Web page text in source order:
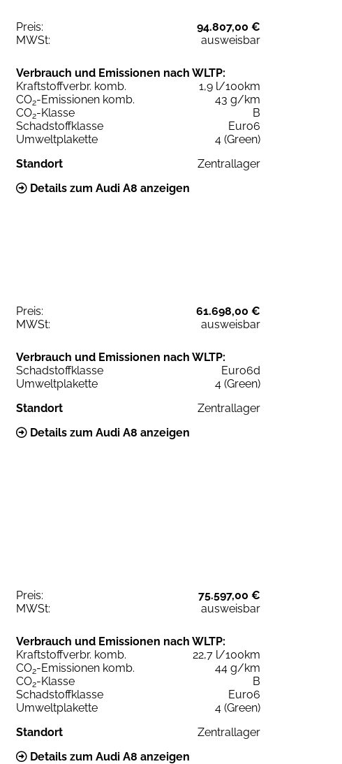
Preis:
94.807,00 €
MWSt:
ausweisbar
Verbrauch und Emissionen nach WLTP:
Kraftstoffverbr. komb.
1,9 l/100km
CO2-Emissionen komb.
43 g/km
CO2-Klasse
B
Schadstoffklasse
Euro6
Umweltplakette
4 (Green)
Standort
Zentrallager
Details zum Audi A8 anzeigen
Preis:
61.698,00 €
MWSt:
ausweisbar
Verbrauch und Emissionen nach WLTP:
Schadstoffklasse
Euro6d
Umweltplakette
4 (Green)
Standort
Zentrallager
Details zum Audi A8 anzeigen
Preis:
75.597,00 €
MWSt:
ausweisbar
Verbrauch und Emissionen nach WLTP:
Kraftstoffverbr. komb.
22,7 l/100km
CO2-Emissionen komb.
44 g/km
CO2-Klasse
B
Schadstoffklasse
Euro6
Umweltplakette
4 (Green)
Standort
Zentrallager
Details zum Audi A8 anzeigen